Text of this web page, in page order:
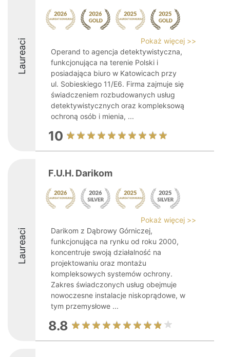
Laureaci
Pokaż więcej >>
Operand to agencja detektywistyczna,
funkcjonująca na terenie Polski i
posiadająca biuro w Katowicach przy
ul. Sobieskiego 11/E6. Firma zajmuje się
świadczeniem rozbudowanych usług
detektywistycznych oraz kompleksową
ochroną osób i mienia, ...
10
Laureaci
F.U.H. Darikom
Pokaż więcej >>
Darikom z Dąbrowy Górniczej,
funkcjonująca na rynku od roku 2000,
koncentruje swoją działalność na
projektowaniu oraz montażu
kompleksowych systemów ochrony.
Zakres świadczonych usług obejmuje
nowoczesne instalacje niskoprądowe, w
tym przemysłowe ...
8.8